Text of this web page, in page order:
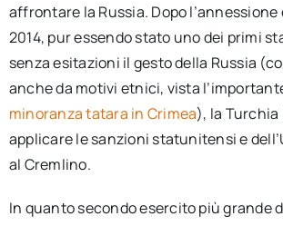
affrontare la Russia. Dopo l’annessione
2014, pur essendo stato uno dei primi
senza esitazioni il gesto della Russia
anche da motivi etnici, vista
minoranza tatara in Crimea), la
applicare le sanzioni statunitensi e
al Cremlino.
In quanto secondo esercito più grande